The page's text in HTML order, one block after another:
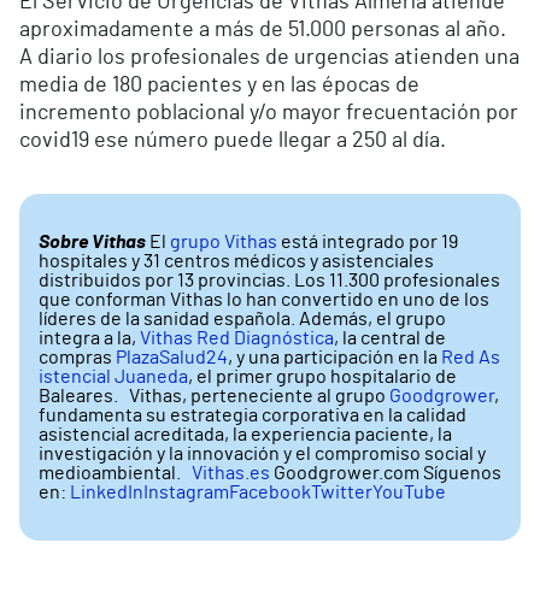
aproximadamente a más de 51.000 personas al año.
A diario los profesionales de urgencias atienden una
media de 180 pacientes y en las épocas de
incremento poblacional y/o mayor frecuentación por
covid19 ese número puede llegar a 250 al día.
Sobre Vithas El grupo Vithas está integrado por 19
hospitales y 31 centros médicos y asistenciales
distribuidos por 13 provincias. Los 11.300 profesionales
que conforman Vithas lo han convertido en uno de los
líderes de la sanidad española. Además, el grupo
integra a la, Vithas Red Diagnóstica, la central de
compras PlazaSalud24, y una participación en la Red As
istencial Juaneda, el primer grupo hospitalario de
Baleares. Vithas, perteneciente al grupo Goodgrower,
fundamenta su estrategia corporativa en la calidad
asistencial acreditada, la experiencia paciente, la
investigación y la innovación y el compromiso social y
medioambiental. Vithas.es Goodgrower.com Síguenos
en:
LinkedIn InstagramFacebookTwitterYouTube